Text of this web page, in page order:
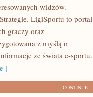
widzów.
LigiSportu to portal
graczy oraz
z myślą o
ze świata e-sportu.
]
CONTINUE